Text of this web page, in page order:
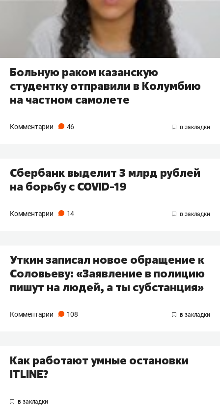
Больную раком казанскую
студентку отправили в Колумбию
на частном самолете
Комментарии 46
Сбербанк выделит 3 млрд рублей
на борьбу с COVID-19
Комментарии 14
Уткин записал новое обращение к
Соловьеву: «Заявление в полицию
пишут на людей, а ты субстанция»
Комментарии 108
Как работают умные остановки
ITLINE?